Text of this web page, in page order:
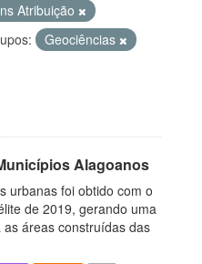
Atribuição
Geociências
Alagoanos
urbanas foi obtido com o
de 2019, gerando uma
áreas construídas das